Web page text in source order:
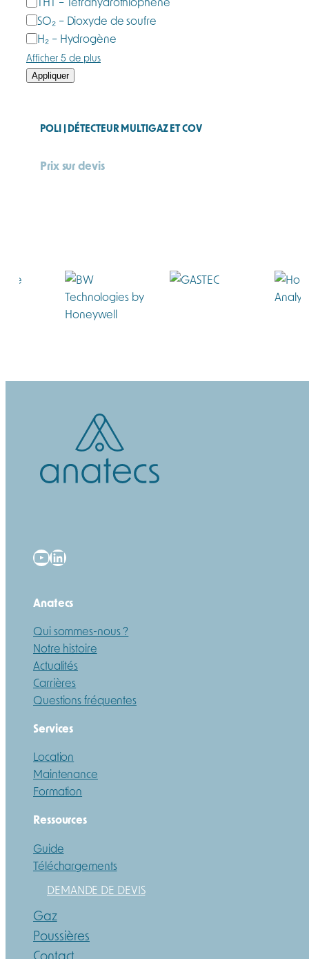
SO₂ – Dioxyde de soufre
H₂ – Hydrogène
Afficher 5 de plus
Appliquer
POLI | DÉTECTEUR MULTIGAZ ET COV
Prix sur devis
YouTube
LinkedIn
Anatecs
Qui sommes-nous ?
Notre histoire
Actualités
Carrières
Questions fréquentes
Services
Location
Maintenance
Formation
Ressources
Guide
Téléchargements
DEMANDE DE DEVIS
Gaz
Poussières
Contact